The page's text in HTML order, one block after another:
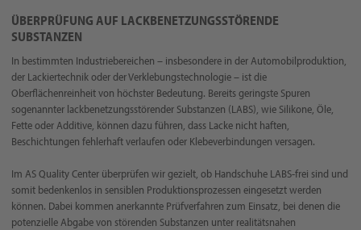
ÜBERPRÜFUNG AUF LACKBENETZUNGSSTÖRENDE
SUBSTANZEN
In bestimmten Industriebereichen – insbesondere in der Automobilproduktion,
der Lackiertechnik oder der Verklebungstechnologie – ist die
Oberflächenreinheit von höchster Bedeutung. Bereits geringste Spuren
sogenannter lackbenetzungsstörender Substanzen (LABS), wie Silikone, Öle,
Fette oder Additive, können dazu führen, dass Lacke nicht haften,
Beschichtungen fehlerhaft verlaufen oder Klebeverbindungen versagen.
Im AS Quality Center überprüfen wir gezielt, ob Handschuhe LABS-frei sind und
somit bedenkenlos in sensiblen Produktionsprozessen eingesetzt werden
können. Dabei kommen anerkannte Prüfverfahren zum Einsatz, bei denen die
potenzielle Abgabe von störenden Substanzen unter realitätsnahen